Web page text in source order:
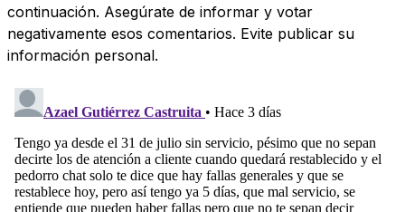
continuación. Asegúrate de informar y votar
negativamente esos comentarios. Evite publicar su
información personal.